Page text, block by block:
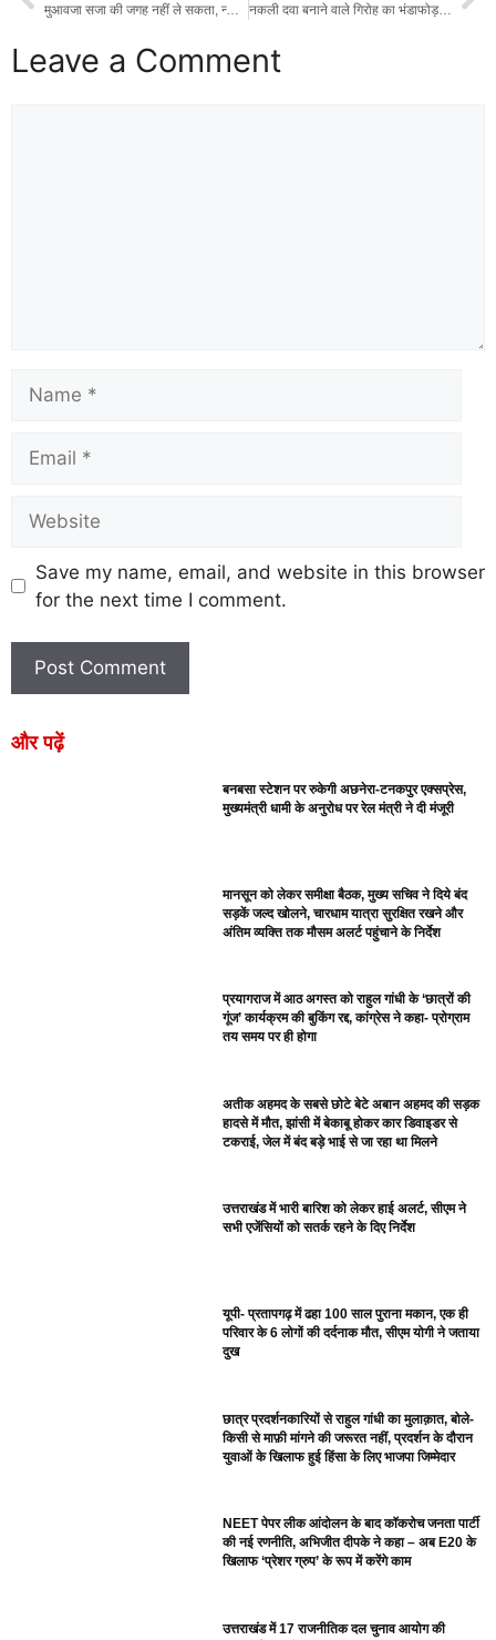
मुआवजा सजा की जगह नहीं ले सकता, न्याय होते हुए दिखना चाहिए: सुप्रीम कोर्ट नकली दवा बनाने वाले गिरोह का भंडाफोड़, STF ने 3 आरोपियों को किया गिरफ्तार
Leave a Comment
Save my name, email, and website in this browser
for the next time I comment.
और पढ़ें
बनबसा स्टेशन पर रुकेगी अछनेरा-टनकपुर एक्सप्रेस,
मुख्यमंत्री धामी के अनुरोध पर रेल मंत्री ने दी मंजूरी
मानसून को लेकर समीक्षा बैठक, मुख्य सचिव ने दिये बंद
सड़कें जल्द खोलने, चारधाम यात्रा सुरक्षित रखने और
अंतिम व्यक्ति तक मौसम अलर्ट पहुंचाने के निर्देश
प्रयागराज में आठ अगस्त को राहुल गांधी के ‘छात्रों की
गूंज’ कार्यक्रम की बुकिंग रद्द, कांग्रेस ने कहा- प्रोग्राम
तय समय पर ही होगा
अतीक अहमद के सबसे छोटे बेटे अबान अहमद की सड़क
हादसे में मौत, झांसी में बेकाबू होकर कार डिवाइडर से
टकराई, जेल में बंद बड़े भाई से जा रहा था मिलने
उत्तराखंड में भारी बारिश को लेकर हाई अलर्ट, सीएम ने
सभी एजेंसियों को सतर्क रहने के दिए निर्देश
यूपी- प्रतापगढ़ में ढहा 100 साल पुराना मकान, एक ही
परिवार के 6 लोगों की दर्दनाक मौत, सीएम योगी ने जताया
दुख
छात्र प्रदर्शनकारियों से राहुल गांधी का मुलाक़ात, बोले-
किसी से माफ़ी मांगने की जरूरत नहीं, प्रदर्शन के दौरान
युवाओं के खिलाफ हुई हिंसा के लिए भाजपा जिम्मेदार
NEET पेपर लीक आंदोलन के बाद कॉकरोच जनता पार्टी
की नई रणनीति, अभिजीत दीपके ने कहा – अब E20 के
खिलाफ ‘प्रेशर ग्रुप’ के रूप में करेंगे काम
उत्तराखंड में 17 राजनीतिक दल चुनाव आयोग की